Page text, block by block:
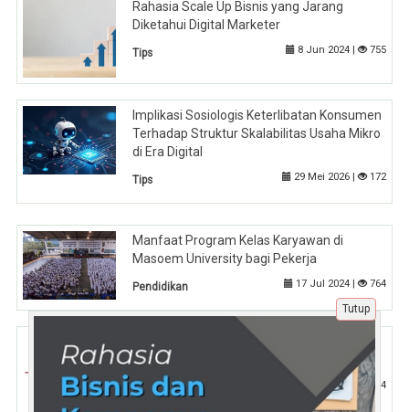
Rahasia Scale Up Bisnis yang Jarang
Diketahui Digital Marketer
Tips 8 Jun 2024 | 755
Implikasi Sosiologis Keterlibatan Konsumen
Terhadap Struktur Skalabilitas Usaha Mikro
di Era Digital
Tips 29 Mei 2026 | 172
Manfaat Program Kelas Karyawan di
Masoem University bagi Pekerja
Pendidikan 17 Jul 2024 | 764
Mengapa Monitoring Media Sosial Wajib
Dilakukan untuk Bisnis Modern
Tips 29 Apr 2025 | 454
Tutup